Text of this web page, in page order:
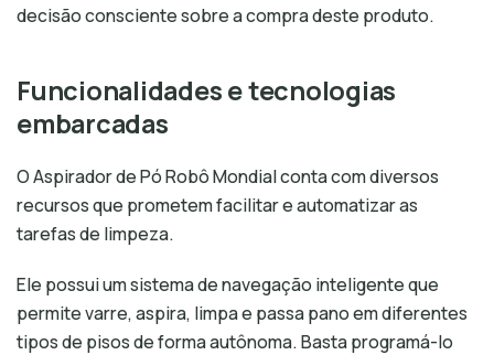
decisão consciente sobre a compra deste produto.
Funcionalidades e tecnologias
embarcadas
O Aspirador de Pó Robô Mondial conta com diversos
recursos que prometem facilitar e automatizar as
tarefas de limpeza.
Ele possui um sistema de navegação inteligente que
permite varre, aspira, limpa e passa pano em diferentes
tipos de pisos de forma autônoma. Basta programá-lo